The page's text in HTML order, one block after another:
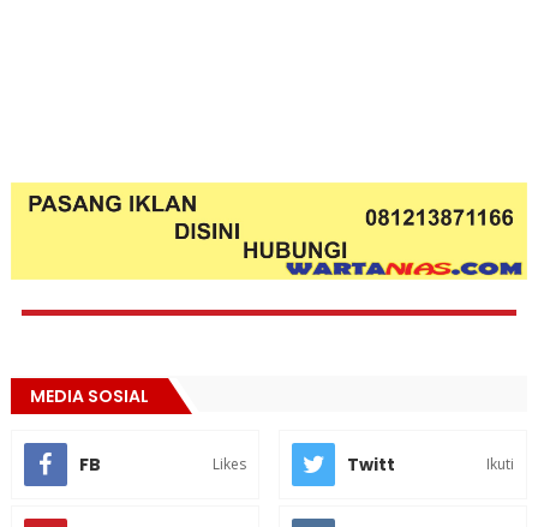
MEDIA SOSIAL
FB Likes Twitt Ikuti